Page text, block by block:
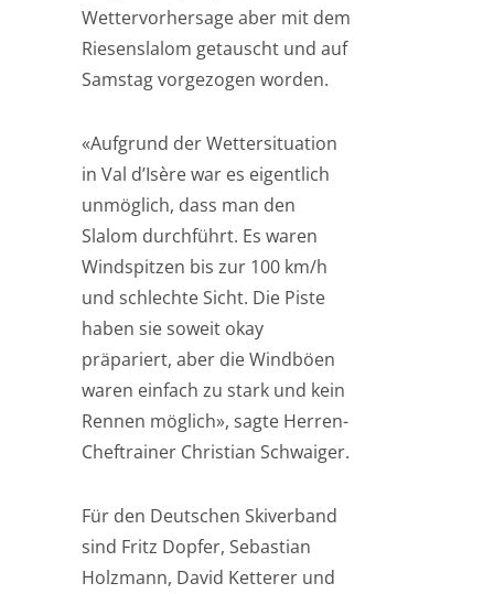
Wettervorhersage aber mit dem
Riesenslalom getauscht und auf
Samstag vorgezogen worden.
«Aufgrund der Wettersituation
in Val d’Isère war es eigentlich
unmöglich, dass man den
Slalom durchführt. Es waren
Windspitzen bis zur 100 km/h
und schlechte Sicht. Die Piste
haben sie soweit okay
präpariert, aber die Windböen
waren einfach zu stark und kein
Rennen möglich», sagte Herren-
Cheftrainer Christian Schwaiger.
Für den Deutschen Skiverband
sind Fritz Dopfer, Sebastian
Holzmann, David Ketterer und